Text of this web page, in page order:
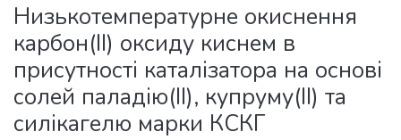
Statistics
Низькотемпературне окиснення
карбон(ІІ) оксиду киснем в
присутності каталізатора на основі
солей паладію(ІІ), купруму(ІІ) та
силікагелю марки КСКГ